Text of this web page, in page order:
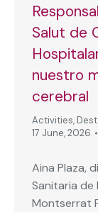
Salut de
nuestro
cerebral
Activities,
17 June, 2026
Aina Plaza,
Sanitaria de
Montserrat